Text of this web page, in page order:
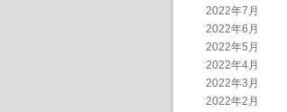
2022年7月
2022年6月
2022年5月
2022年4月
2022年3月
2022年2月